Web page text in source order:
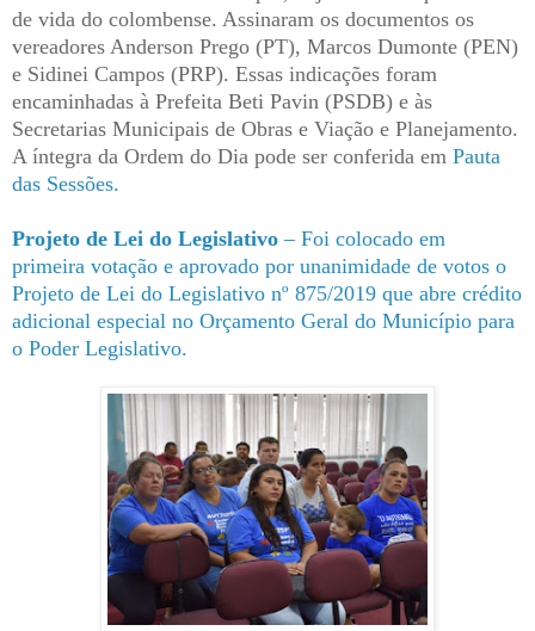
de vida do colombense. Assinaram os documentos os
vereadores Anderson Prego (PT), Marcos Dumonte (PEN)
e Sidinei Campos (PRP). Essas indicações foram
encaminhadas à Prefeita Beti Pavin (PSDB) e às
Secretarias Municipais de Obras e Viação e Planejamento.
A íntegra da Ordem do Dia pode ser conferida em Pauta
das Sessões.
Projeto de Lei do Legislativo – Foi colocado em
primeira votação e aprovado por unanimidade de votos o
Projeto de Lei do Legislativo nº 875/2019 que abre crédito
adicional especial no Orçamento Geral do Município para
o Poder Legislativo.